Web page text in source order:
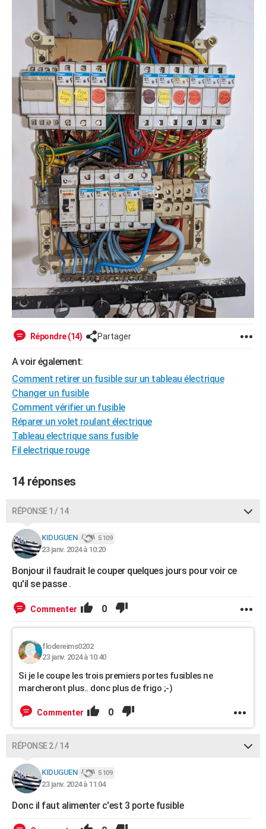
Répondre (14) Partager
A voir également:
Comment retirer un fusible sur un tableau électrique
Changer un fusible
Comment vérifier un fusible
Réparer un volet roulant électrique
Tableau electrique sans fusible
Fil electrique rouge
14 réponses
RÉPONSE 1 / 14
KIDUGUEN 5 109
23 janv. 2024 à 10:20
Bonjour il faudrait le couper quelques jours pour voir ce
qu'il se passe .
Commenter 0
flodereims0202
23 janv. 2024 à 10:40
Si je le coupe les trois premiers portes fusibles ne
marcheront plus.. donc plus de frigo ;-)
Commenter 0
RÉPONSE 2 / 14
KIDUGUEN 5 109
23 janv. 2024 à 11:04
Donc il faut alimenter c'est 3 porte fusible